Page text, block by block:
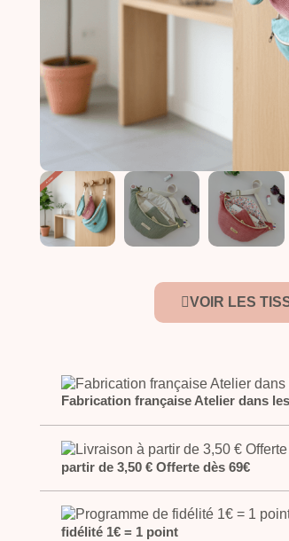
VOIR LES
Fabrication française Atelier dans
partir de 3,50 € Offerte dès 69€
fidélité 1€ = 1 point